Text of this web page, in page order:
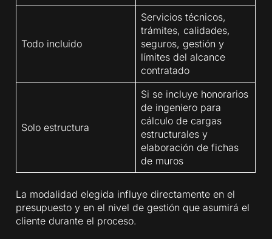
Todo incluido
Servicios técnicos,
trámites, calidades,
seguros, gestión y
límites del alcance
contratado
Solo estructura
Si se incluye honorarios
de ingeniero para
cálculo de cargas
estructurales y
elaboración de fichas
de muros
La modalidad elegida influye directamente en el
presupuesto y en el nivel de gestión que asumirá el
cliente durante el proceso.